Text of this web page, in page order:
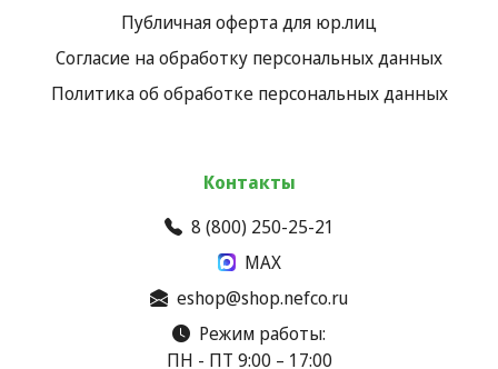
Публичная оферта для юр.лиц
Согласие на обработку персональных данных
Политика об обработке персональных данных
Контакты
8 (800) 250-25-21
MAX
eshop@shop.nefco.ru
Режим работы:
ПН - ПТ 9:00 – 17:00